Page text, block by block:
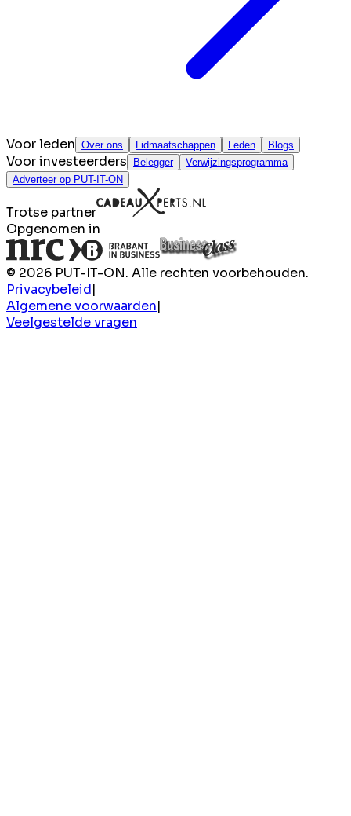
Voor leden Over ons Lidmaatschappen Leden Blogs
Voor investeerders Belegger
Verwijzingsprogramma
Adverteer op PUT-IT-ON
Trotse partner
Opgenomen in
© 2026 PUT-IT-ON. Alle rechten voorbehouden.
Privacybeleid|
Algemene voorwaarden|
Veelgestelde vragen